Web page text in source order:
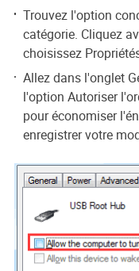
Trouvez l'option
catégorie. Cliquez
choisissez
Allez dans l'onglet
l'option Autoriser
pour économiser
enregistrer votre